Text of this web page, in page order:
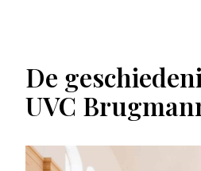
De
UVC
Afbeelding